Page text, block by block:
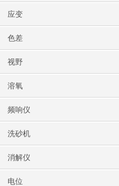
应变
色差
视野
溶氧
频响仪
洗砂机
消解仪
电位